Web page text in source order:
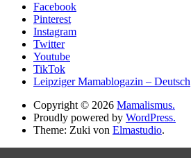
Facebook
Pinterest
Instagram
Twitter
Youtube
TikTok
Leipziger Mamablogazin – Deutsch
Copyright © 2026 Mamalismus.
Proudly powered by WordPress.
Theme: Zuki von Elmastudio.